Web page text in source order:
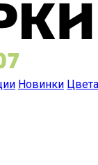
Новинки Цвета